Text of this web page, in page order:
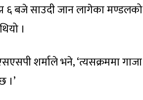
६ बजे साउदी जान लागेका मण्डलको
।
शर्माले भने, ‘त्यसक्रममा गाजा
।’